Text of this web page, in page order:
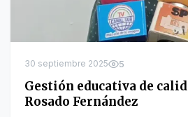
30 septiembre 2025 5
Gestión educativa de
Rosado Fernández